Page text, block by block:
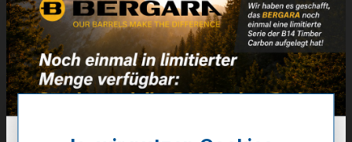
Artikelnummer:32-CFB12
Weitere Informationen
✔Schrauben und Montagewerkzeug liegen bei
58,50 €